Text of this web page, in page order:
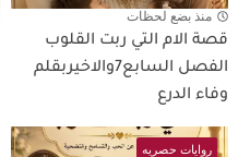
منذ بضع لحظات
قصة الام التي ربت القلوب
الفصل السابع7والاخيربقلم
وفاء الدرع
روايات حصريه